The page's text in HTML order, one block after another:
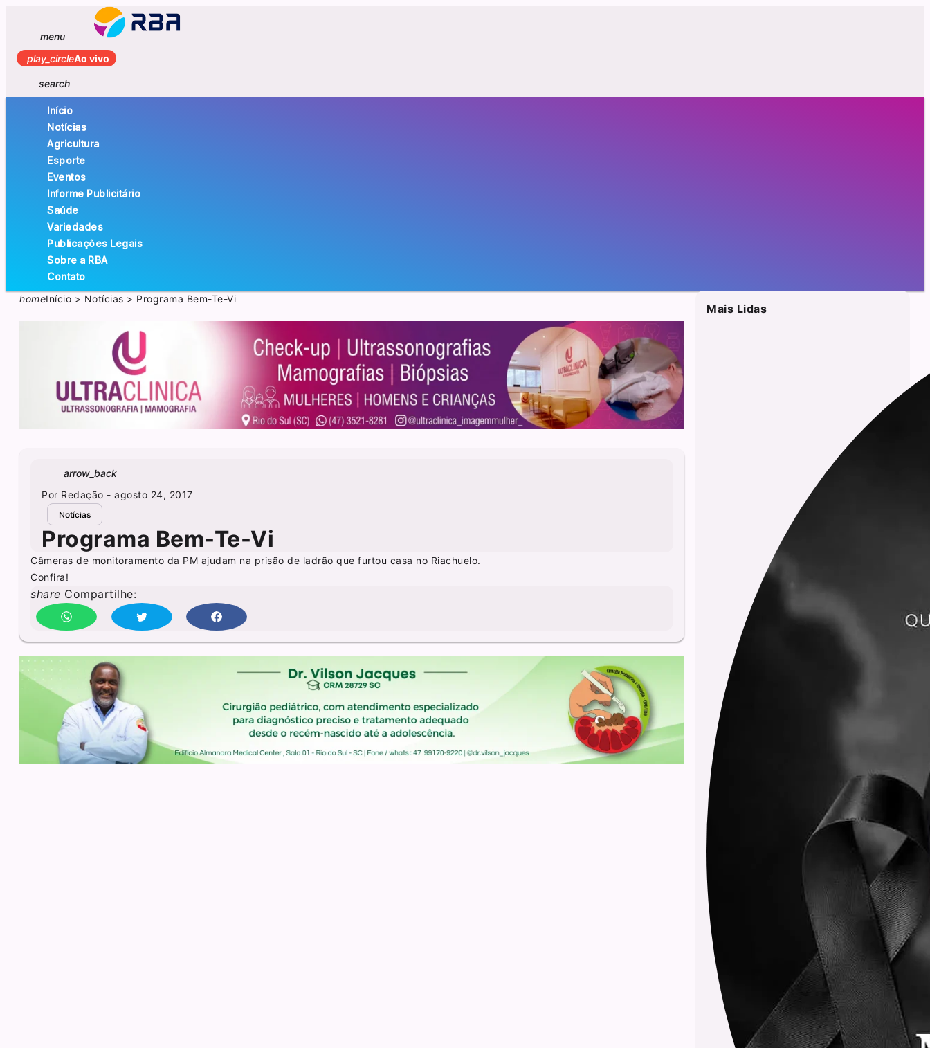
menu
play_circleAo vivo
search
Início
Notícias
Agricultura
Esporte
Eventos
Informe Publicitário
Saúde
Variedades
Publicações Legais
Sobre a RBA
Contato
homeInício > Notícias > Programa Bem-Te-Vi
arrow_back
Por Redação - agosto 24, 2017
Notícias
Programa Bem-Te-Vi
Câmeras de monitoramento da PM ajudam na prisão de ladrão que furtou casa no Riachuelo.
Confira!
share Compartilhe:
Mais Lidas